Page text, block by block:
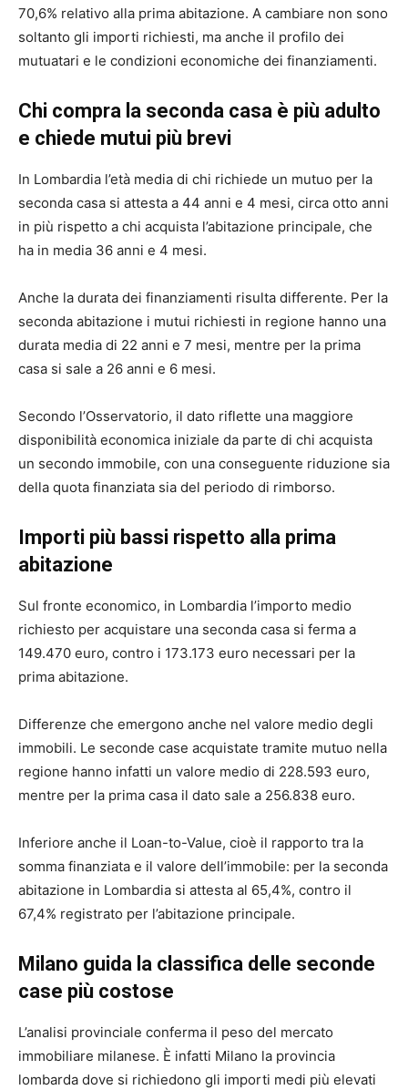
70,6% relativo alla prima abitazione. A cambiare non sono
soltanto gli importi richiesti, ma anche il profilo dei
mutuatari e le condizioni economiche dei finanziamenti.
Chi compra la seconda casa è più adulto
e chiede mutui più brevi
In Lombardia l’età media di chi richiede un mutuo per la
seconda casa si attesta a 44 anni e 4 mesi, circa otto anni
in più rispetto a chi acquista l’abitazione principale, che
ha in media 36 anni e 4 mesi.
Anche la durata dei finanziamenti risulta differente. Per la
seconda abitazione i mutui richiesti in regione hanno una
durata media di 22 anni e 7 mesi, mentre per la prima
casa si sale a 26 anni e 6 mesi.
Secondo l’Osservatorio, il dato riflette una maggiore
disponibilità economica iniziale da parte di chi acquista
un secondo immobile, con una conseguente riduzione sia
della quota finanziata sia del periodo di rimborso.
Importi più bassi rispetto alla prima
abitazione
Sul fronte economico, in Lombardia l’importo medio
richiesto per acquistare una seconda casa si ferma a
149.470 euro, contro i 173.173 euro necessari per la
prima abitazione.
Differenze che emergono anche nel valore medio degli
immobili. Le seconde case acquistate tramite mutuo nella
regione hanno infatti un valore medio di 228.593 euro,
mentre per la prima casa il dato sale a 256.838 euro.
Inferiore anche il Loan-to-Value, cioè il rapporto tra la
somma finanziata e il valore dell’immobile: per la seconda
abitazione in Lombardia si attesta al 65,4%, contro il
67,4% registrato per l’abitazione principale.
Milano guida la classifica delle seconde
case più costose
L’analisi provinciale conferma il peso del mercato
immobiliare milanese. È infatti Milano la provincia
lombarda dove si richiedono gli importi medi più elevati